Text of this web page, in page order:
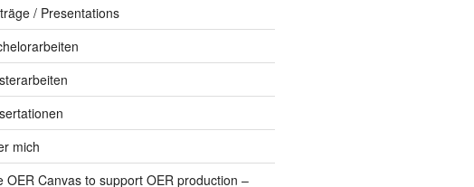
/ Presentations
mich
OER Canvas to support OER production –